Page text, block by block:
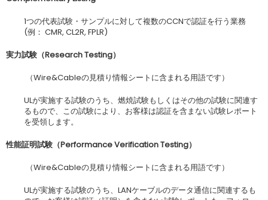
1つの代表試験・サンプルに対して複数のCCNで認証を行う業務
(例： CMR, CL2R, FPLR)
実力試験（Research Testing）
（Wire&Cableの見積り情報シートに含まれる用語です）
ULが実施する試験のうち、燃焼試験もしくはその他の試験に関連す
るもので、この試験により、お客様は認証を含まない試験レポート
を受領します。
性能証明試験（Performance Verification Testing）
（Wire&Cableの見積り情報シートに含まれる用語です）
ULが実施する試験のうち、LANケーブルのデータ通信に関連するも